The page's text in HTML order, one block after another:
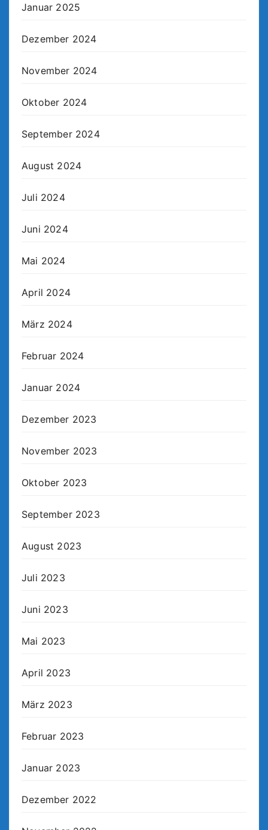
Januar 2025
Dezember 2024
November 2024
Oktober 2024
September 2024
August 2024
Juli 2024
Juni 2024
Mai 2024
April 2024
März 2024
Februar 2024
Januar 2024
Dezember 2023
November 2023
Oktober 2023
September 2023
August 2023
Juli 2023
Juni 2023
Mai 2023
April 2023
März 2023
Februar 2023
Januar 2023
Dezember 2022